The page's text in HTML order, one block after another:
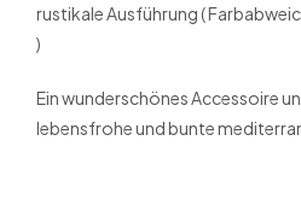
rustikale Ausführung (
)
Ein wunderschönes Accessoire
lebensfrohe und bunte